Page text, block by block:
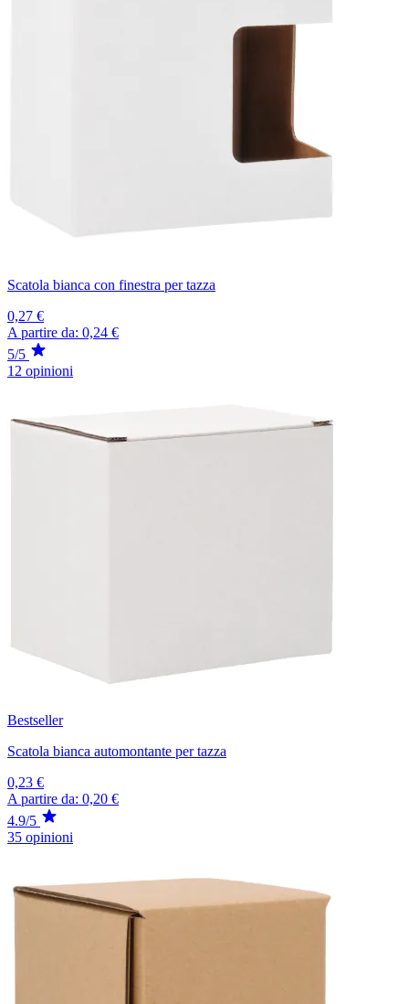
Scatola bianca con finestra per tazza
0,27 €
A partire da: 0,24 €
5/5
12 opinioni
Bestseller
Scatola bianca automontante per tazza
0,23 €
A partire da: 0,20 €
4.9/5
35 opinioni